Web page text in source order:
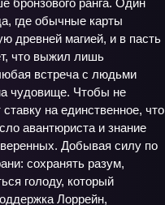
бронзового ранга. Один
где обычные карты
древней магией, и в пасть
что выжил лишь
встреча с людьми
чудовище. Чтобы не
на единственное, что
авантюриста и знание
Добывая силу по
сохранять разум,
голоду, который
Лоррейн,